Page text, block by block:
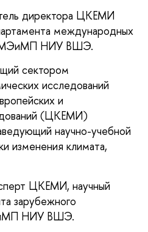
директора ЦКЕМИ
международных
МЭиМП НИУ ВШЭ.
сектором
исследований
и
(ЦКЕМИ)
научно-учебной
изменения климата,
ЦКЕМИ, научный
зарубежного
НИУ ВШЭ.